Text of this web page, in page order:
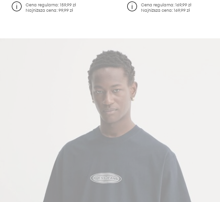
Cena regularna:159,99 zł
Najniższa cena:99,99 zł
Cena regularna: 169,99 zł
Najniższa cena: 169,99 zł